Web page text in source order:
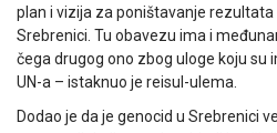
plan i vizija za poništavanje
Srebrenici. Tu obavezu ima i
čega drugog ono zbog uloge koju su
UN-a – istaknuo je reisul-ulema.
Dodao je da je genocid u Srebrenici